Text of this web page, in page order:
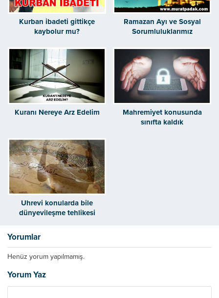
Kurban ibadeti gittikçe
kaybolur mu?
Ramazan Ayı ve Sosyal
Sorumluluklarımız
Kuranı Nereye Arz Edelim
Mahremiyet konusunda
sınıfta kaldık
Uhrevi konularda bile
dünyevileşme tehlikesi
Yorumlar
Henüz yorum yapılmamış.
Yorum Yaz